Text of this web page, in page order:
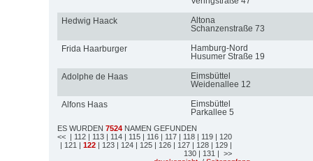
Hedwig Haack
Altona
Schanzenstraße 73
Frida Haarburger
Hamburg-Nord
Husumer Straße 19
Adolphe de Haas
Eimsbüttel
Weidenallee 12
Alfons Haas
Eimsbüttel
Parkallee 5
ES WURDEN 7524 NAMEN GEFUNDEN
<< | 112 | 113 | 114 | 115 | 116 | 117 | 118 | 119 | 120
| 121 | 122 | 123 | 124 | 125 | 126 | 127 | 128 | 129 |
130 | 131 | >>